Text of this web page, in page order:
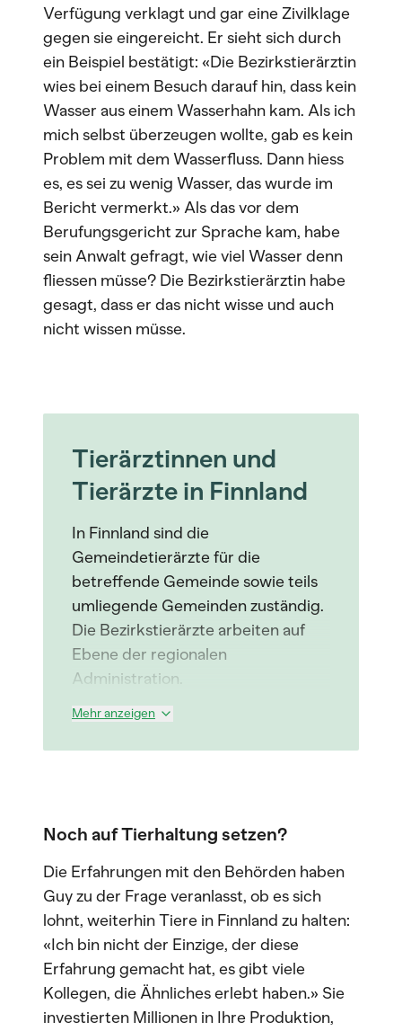
Verfügung verklagt und gar eine Zivilklage
gegen sie eingereicht. Er sieht sich durch
ein Beispiel bestätigt: «Die Bezirkstierärztin
wies bei einem Besuch darauf hin, dass kein
Wasser aus einem Wasserhahn kam. Als ich
mich selbst überzeugen wollte, gab es kein
Problem mit dem Wasserfluss. Dann hiess
es, es sei zu wenig Wasser, das wurde im
Bericht vermerkt.» Als das vor dem
Berufungsgericht zur Sprache kam, habe
sein Anwalt gefragt, wie viel Wasser denn
fliessen müsse? Die Bezirkstierärztin habe
gesagt, dass er das nicht wisse und auch
nicht wissen müsse.
Tierärztinnen und
Tierärzte in Finnland
In Finnland sind die
Gemeindetierärzte für die
betreffende Gemeinde sowie teils
umliegende Gemeinden zuständig.
Die Bezirkstierärzte arbeiten auf
Ebene der regionalen
Administration.
Mehr anzeigen
Noch auf Tierhaltung setzen?
Die Erfahrungen mit den Behörden haben
Guy zu der Frage veranlasst, ob es sich
lohnt, weiterhin Tiere in Finnland zu halten:
«Ich bin nicht der Einzige, der diese
Erfahrung gemacht hat, es gibt viele
Kollegen, die Ähnliches erlebt haben.» Sie
investierten Millionen in Ihre Produktion,